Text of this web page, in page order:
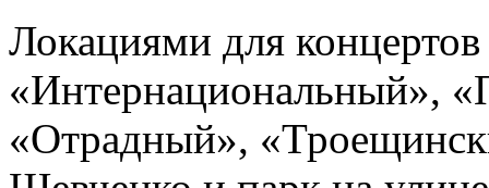
Локациями для
«Интернациональный»,
«Отрадный»,